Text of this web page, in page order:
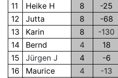
11
Heike H 8
-25
12
Jutta 8
-68
13
Karin 8
-130
14
Bernd 4
18
15
Jürgen J 4
-6
16
Maurice 4
-13